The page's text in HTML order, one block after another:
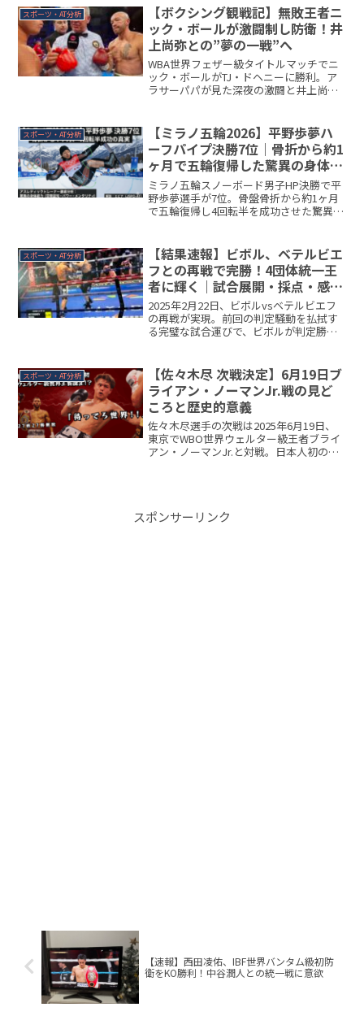
しく紹介します。育児の負担から手首を
守るコツを学びましょう。
スポーツ・AT分析
【ボクシング観戦記】無敗王者ニ
ック・ボールが激闘制し防衛！井
上尚弥との”夢の一戦”へ
WBA世界フェザー級タイトルマッチでニ
ック・ボールがTJ・ドヘニーに勝利。ア
ラサーパパが見た深夜の激闘と井上尚弥
スポーツ・AT分析
【ミラノ五輪2026】平野歩夢ハ
ーフパイプ決勝7位｜骨折から約1
ヶ月で五輪復帰した驚異の身体能
力をアスレティックトレーナーが
徹底分析
ミラノ五輪スノーボード男子HP決勝で平
野歩夢選手が7位。骨盤骨折から約1ヶ月
で五輪復帰し4回転半を成功させた驚異の
的パワー・メンタリティ)から科学的に解
説。通常2〜3ヶ月かかる復帰がなぜ可能
だったのか。
スポーツ・AT分析
【結果速報】ビボル、ベテルビエ
フとの再戦で完勝！4団体統一王
者に輝く｜試合展開・採点・感想
を完全解説
2025年2月22日、ビボルvsベテルビエフ
の再戦が実現。前回の判定騒動を払拭す
る完璧な試合運びで、ビボルが判定勝
スポーツ・AT分析
【佐々木尽 次戦決定】6月19日ブ
ライアン・ノーマンJr.戦の見ど
ころと歴史的意義
佐々木尽選手の次戦は2025年6月19日、
東京でWBO世界ウェルター級王者ブライ
アン・ノーマンJr.と対戦。日本人初のウ
スポンサーリンク
【速報】西田凌佑、IBF世界バンタム級初防
衛をKO勝利！中谷潤人との統一戦に意欲